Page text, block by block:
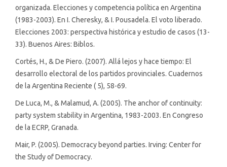
organizada. Elecciones y competencia política en Argentina
(1983-2003). En I. Cheresky, & I. Pousadela. El voto liberado.
Elecciones 2003: perspectiva histórica y estudio de casos (13-
33). Buenos Aires: Biblos.
Cortés, H., & De Piero. (2007). Allá lejos y hace tiempo: El
desarrollo electoral de los partidos provinciales. Cuadernos
de la Argentina Reciente ( 5), 58-69.
De Luca, M., & Malamud, A. (2005). The anchor of continuity:
party system stability in Argentina, 1983-2003. En Congreso
de la ECRP, Granada.
Mair, P. (2005). Democracy beyond parties. Irving: Center for
the Study of Democracy.